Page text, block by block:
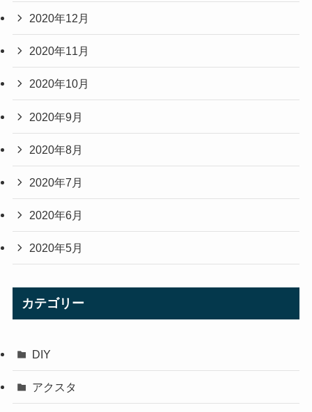
2020年12月
2020年11月
2020年10月
2020年9月
2020年8月
2020年7月
2020年6月
2020年5月
カテゴリー
DIY
アクスタ